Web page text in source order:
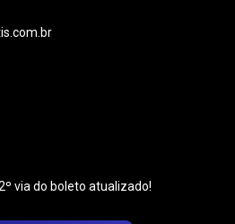
via do boleto atualizado!